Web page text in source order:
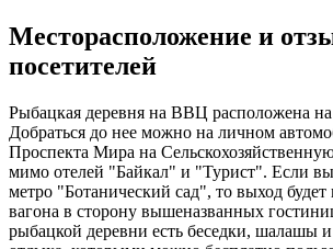
Месторасположение и
посетителей
Рыбацкая деревня на ВВЦ расположена
Добраться до нее можно на личном
Проспекта Мира на
мимо отелей "Байкал" и "Турист". Если вы
метро "Ботанический сад", то выход будет
вагона в сторону вышеназванных
рыбацкой деревни есть беседки, шалашы и